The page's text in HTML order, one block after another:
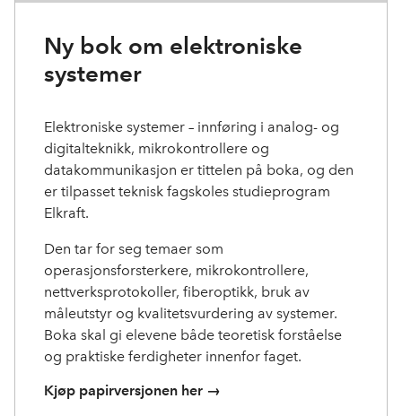
Ny bok om elektroniske
systemer
Elektroniske systemer – innføring i analog- og
digitalteknikk, mikrokontrollere og
datakommunikasjon er tittelen på boka, og den
er tilpasset teknisk fagskoles studieprogram
Elkraft.
Den tar for seg temaer som
operasjonsforsterkere, mikrokontrollere,
nettverksprotokoller, fiberoptikk, bruk av
måleutstyr og kvalitetsvurdering av systemer.
Boka skal gi elevene både teoretisk forståelse
og praktiske ferdigheter innenfor faget.
Kjøp papirversjonen her →